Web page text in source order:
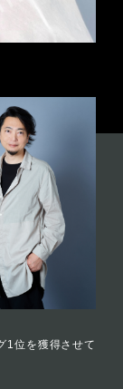
1位を獲得させて